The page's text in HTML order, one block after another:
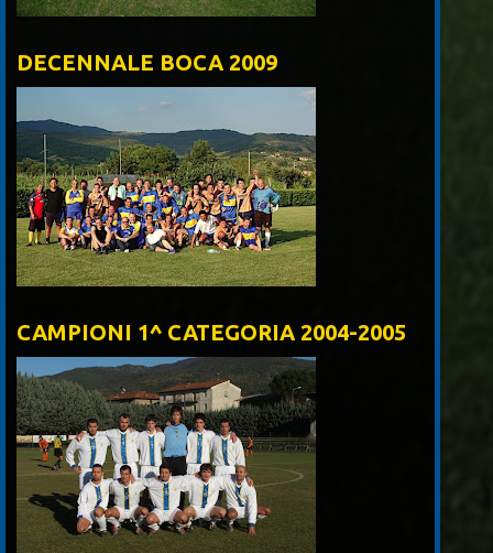
DECENNALE BOCA 2009
CAMPIONI 1^ CATEGORIA 2004-2005